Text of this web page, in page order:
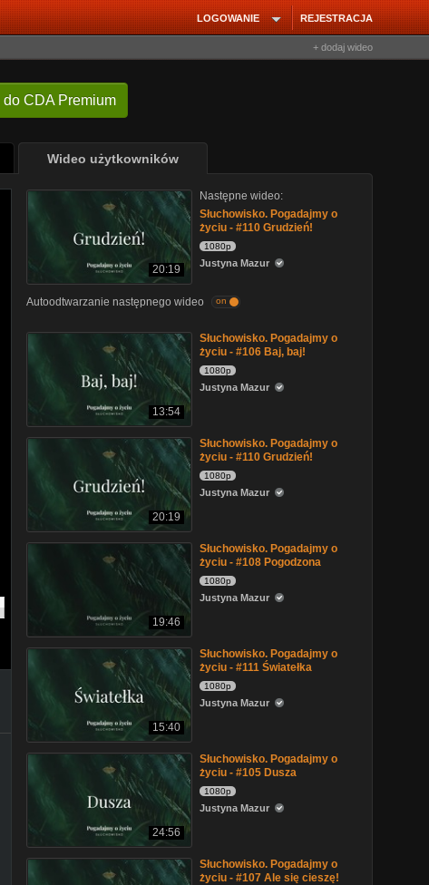
REJESTRACJA
LOGOWANIE
+ dodaj wideo
do CDA Premium
Wideo użytkowników
20:19
Następne wideo:
Słuchowisko. Pogadajmy o
życiu - #110 Grudzień!
1080p
Justyna Mazur
Autoodtwarzanie następnego wideo on
13:54
Słuchowisko. Pogadajmy o
życiu - #106 Baj, baj!
1080p
Justyna Mazur
20:19
Słuchowisko. Pogadajmy o
życiu - #110 Grudzień!
1080p
Justyna Mazur
19:46
Słuchowisko. Pogadajmy o
życiu - #108 Pogodzona
1080p
Justyna Mazur
15:40
Słuchowisko. Pogadajmy o
życiu - #111 Światełka
1080p
Justyna Mazur
24:56
Słuchowisko. Pogadajmy o
życiu - #105 Dusza
1080p
Justyna Mazur
Słuchowisko. Pogadajmy o
życiu - #107 Ale się cieszę!